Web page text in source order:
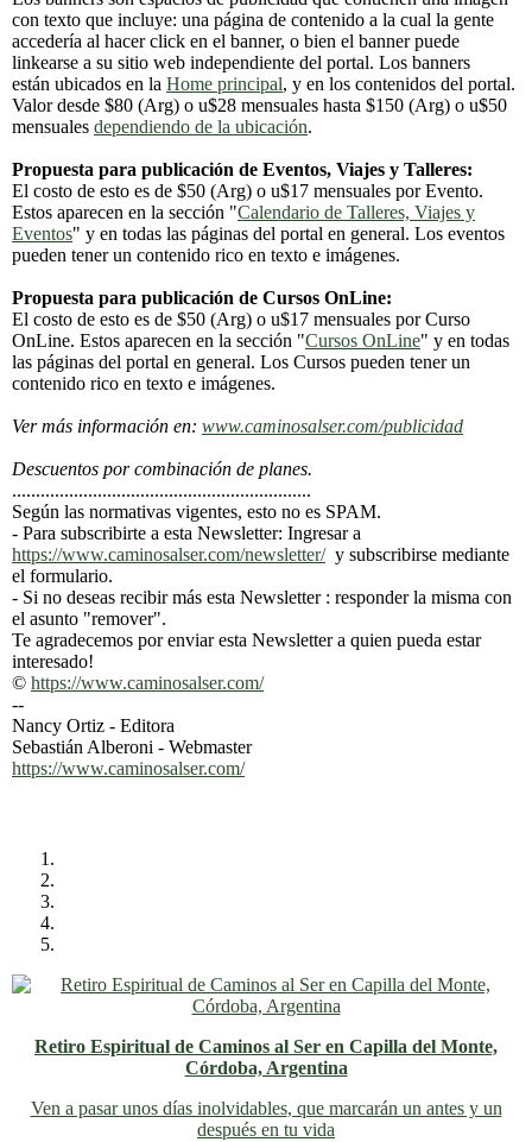
con texto que incluye: una página de contenido a la cual la gente
accedería al hacer click en el banner, o bien el banner puede
linkearse a su sitio web independiente del portal. Los banners
están ubicados en la Home principal, y en los contenidos del portal.
Valor desde $80 (Arg) o u$28 mensuales hasta $150 (Arg) o u$50
mensuales dependiendo de la ubicación.
Propuesta para publicación de Eventos, Viajes y Talleres:
El costo de esto es de $50 (Arg) o u$17 mensuales por Evento.
Estos aparecen en la sección "Calendario de Talleres, Viajes y
Eventos" y en todas las páginas del portal en general. Los eventos
pueden tener un contenido rico en texto e imágenes.
Propuesta para publicación de Cursos OnLine:
El costo de esto es de $50 (Arg) o u$17 mensuales por Curso
OnLine. Estos aparecen en la sección "Cursos OnLine" y en todas
las páginas del portal en general. Los Cursos pueden tener un
contenido rico en texto e imágenes.
Ver más información en: www.caminosalser.com/publicidad
Descuentos por combinación de planes.
...............................................................
Según las normativas vigentes, esto no es SPAM.
- Para subscribirte a esta Newsletter: Ingresar a
https://www.caminosalser.com/newsletter/y subscribirse mediante
el formulario.
- Si no deseas recibir más esta Newsletter : responder la misma con
el asunto "remover".
Te agradecemos por enviar esta Newsletter a quien pueda estar
interesado!
© https://www.caminosalser.com/
--
Nancy Ortiz - Editora
Sebastián Alberoni - Webmaster
https://www.caminosalser.com/
Retiro Espiritual de Caminos al Ser en Capilla del Monte,
Córdoba, Argentina
Ven a pasar unos días inolvidables, que marcarán un antes y un
después en tu vida